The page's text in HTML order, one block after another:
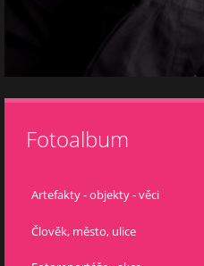
Fotoalbum
Artefakty - objekty - věci
Člověk, město, ulice